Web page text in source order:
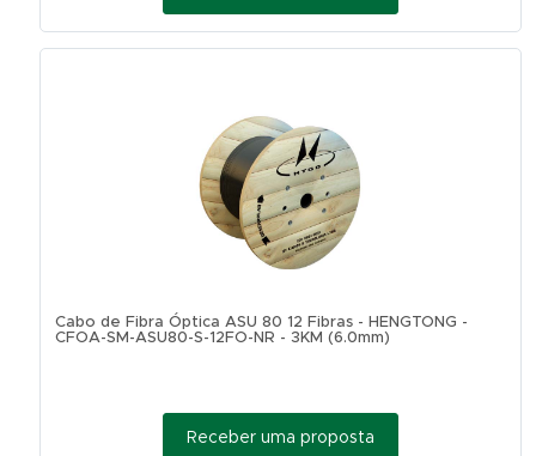
Cabo de Fibra Óptica ASU 80 12 Fibras - HENGTONG -
CFOA-SM-ASU80-S-12FO-NR - 3KM (6.0mm)
Receber uma proposta